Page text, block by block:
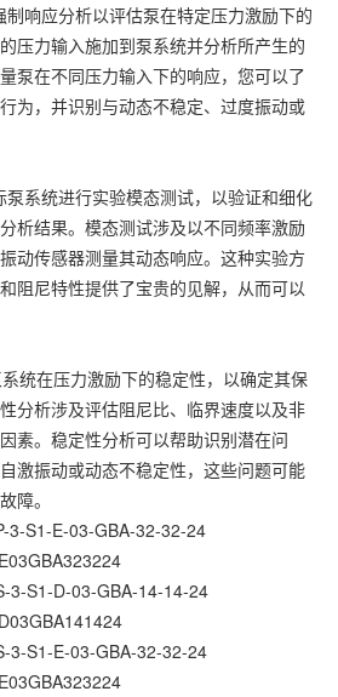
响应分析以评估泵在特定压力激励下的
压力输入施加到泵系统并分析所产生的
泵在不同压力输入下的响应，您可以了
为，并识别与动态不稳定、过度振动或
系统进行实验模态测试，以验证和细化
析结果。模态测试涉及以不同频率激励
动传感器测量其动态响应。这种实验方
阻尼特性提供了宝贵的见解，从而可以
统在压力激励下的稳定性，以确定其保
分析涉及评估阻尼比、临界速度以及非
素。稳定性分析可以帮助识别潜在问
激振动或动态不稳定性，这些问题可能
障。
3-S1-E-03-GBA-32-32-24
3-S1-D-03-GBA-14-14-24
3-S1-E-03-GBA-32-32-24